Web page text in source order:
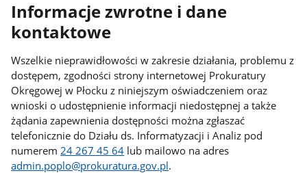
Informacje zwrotne i dane
kontaktowe
Wszelkie nieprawidłowości w zakresie działania, problemu z
dostępem, zgodności strony internetowej Prokuratury
Okręgowej w Płocku z niniejszym oświadczeniem oraz
wnioski o udostępnienie informacji niedostępnej a także
żądania zapewnienia dostępności można zgłaszać
telefonicznie do Działu ds. Informatyzacji i Analiz pod
numerem 24 267 45 64 lub mailowo na adres
admin.poplo@prokuratura.gov.pl.